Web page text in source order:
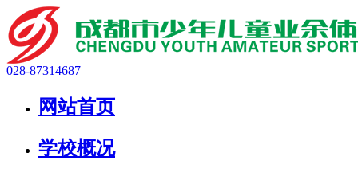
028-87314687
网站首页
学校概况